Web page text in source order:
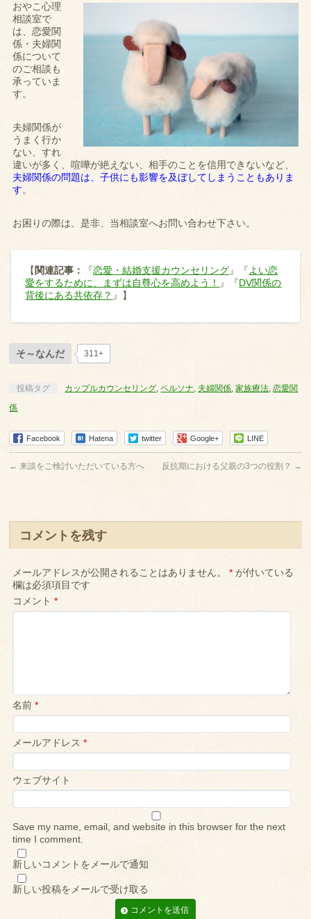
おやこ心理
相談室で
は、恋愛関
係・夫婦関
係について
のご相談も
承っていま
す。
夫婦関係が
うまく行か
ない、すれ
違いが多く、喧嘩が絶えない、相手のことを信用できないなど、
夫婦関係の問題は、子供にも影響を及ぼしてしまうこともありま
す。
お困りの際は、是非、当相談室へお問い合わせ下さい。
【 関連記事： 『恋愛・結婚支援カウンセリング』『よい恋
愛をするために、まずは自尊心を高めよう！ 』『DV関係の
背後にある共依存？ 』】
そ～なんだ 311+
投稿タグ カップルカウンセリング,ペルソナ, 夫婦関係,家族療法,恋愛関
係
Facebook Hatena twitter Google+ LINE
← 来談をご検討いただいている方へ 反抗期における父親の3つの役割？ →
コメントを残す
メールアドレスが公開されることはありません。 * が付いている
欄は必須項目です
コメント*
名前*
メールアドレス*
ウェブサイト
Save my name, email, and website in this browser for the next
time I comment.
新しいコメントをメールで通知
新しい投稿をメールで受け取る